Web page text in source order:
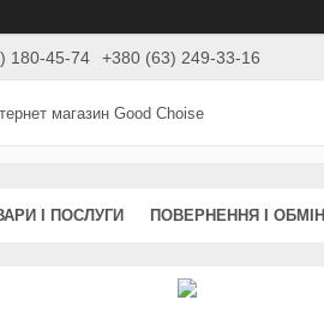
180-45-74 +380 (63) 249-33-16
магазин Good Choise
І ПОСЛУГИ ПОВЕРНЕННЯ І ОБМІН